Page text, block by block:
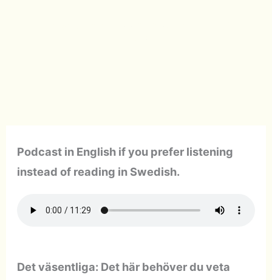
Podcast in English if you prefer listening
instead of reading in Swedish.
Det väsentliga: Det här behöver du veta